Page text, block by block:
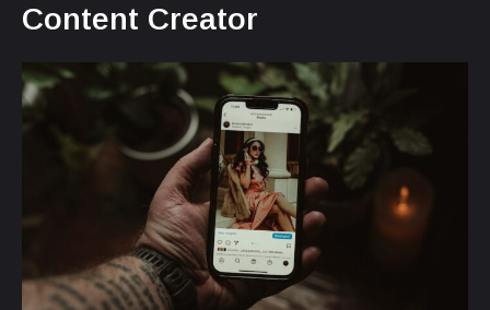
Content Creator